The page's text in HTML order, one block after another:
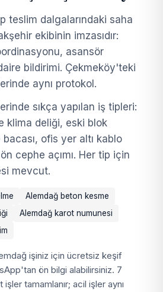
teslim dalgalarındaki saha
ekibinin imzasıdır:
asansör
bildirimi. Çekmeköy'teki
aynı protokol.
sıkça yapılan iş tipleri:
klima deliği, eski blok
ofis yer altı kablo
cephe açımı. Her tip için
mevcut.
Alemdağ beton kesme
Alemdağ karot numunesi
işiniz için ücretsiz keşif
ön bilgi alabilirsiniz. 7
tamamlanır; acil işler aynı